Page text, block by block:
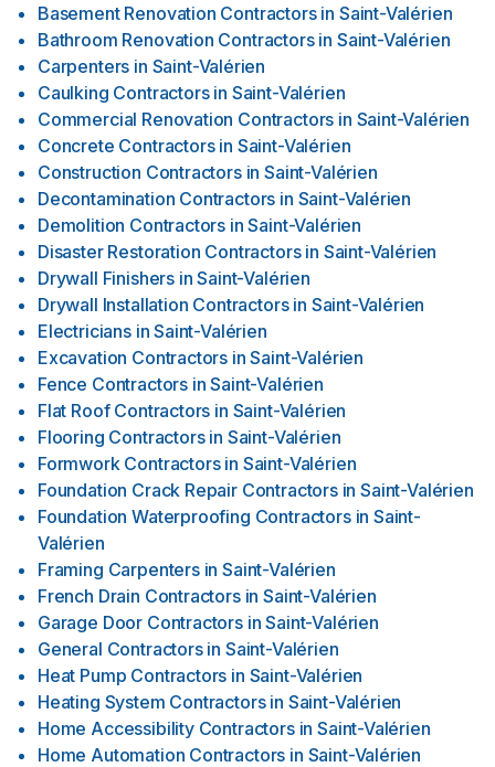
Basement Renovation Contractors in Saint-Valérien
Bathroom Renovation Contractors in Saint-Valérien
Carpenters in Saint-Valérien
Caulking Contractors in Saint-Valérien
Commercial Renovation Contractors in Saint-Valérien
Concrete Contractors in Saint-Valérien
Construction Contractors in Saint-Valérien
Decontamination Contractors in Saint-Valérien
Demolition Contractors in Saint-Valérien
Disaster Restoration Contractors in Saint-Valérien
Drywall Finishers in Saint-Valérien
Drywall Installation Contractors in Saint-Valérien
Electricians in Saint-Valérien
Excavation Contractors in Saint-Valérien
Fence Contractors in Saint-Valérien
Flat Roof Contractors in Saint-Valérien
Flooring Contractors in Saint-Valérien
Formwork Contractors in Saint-Valérien
Foundation Crack Repair Contractors in Saint-Valérien
Foundation Waterproofing Contractors in Saint-
Valérien
Framing Carpenters in Saint-Valérien
French Drain Contractors in Saint-Valérien
Garage Door Contractors in Saint-Valérien
General Contractors in Saint-Valérien
Heat Pump Contractors in Saint-Valérien
Heating System Contractors in Saint-Valérien
Home Accessibility Contractors in Saint-Valérien
Home Automation Contractors in Saint-Valérien